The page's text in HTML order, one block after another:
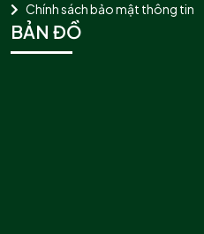
Chính sách bảo mật thông tin
BẢN ĐỒ